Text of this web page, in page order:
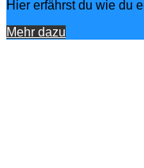
Hier erfährst du wie du
Mehr dazu